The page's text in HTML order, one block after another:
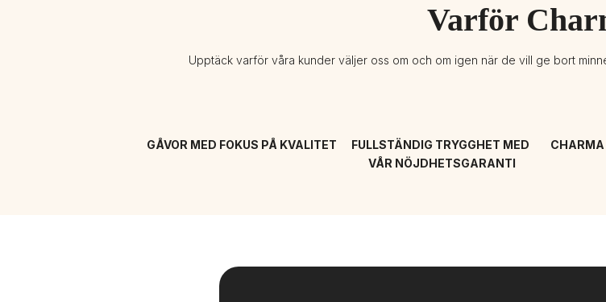
Varför
Upptäck varför våra kunder väljer oss om och om igen när de vill ge bort
GÅVOR MED FOKUS PÅ KVALITET
FULLSTÄNDIG TRYGGHET MED
VÅR NÖJDHETSGARANTI
CHARMA